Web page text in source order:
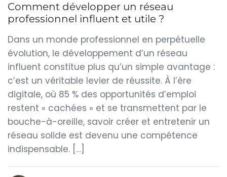
Comment développer un réseau
professionnel influent et utile ?
Dans un monde professionnel en perpétuelle
évolution, le développement d’un réseau
influent constitue plus qu’un simple avantage :
c’est un véritable levier de réussite. À l’ère
digitale, où 85 % des opportunités d’emploi
restent « cachées » et se transmettent par le
bouche-à-oreille, savoir créer et entretenir un
réseau solide est devenu une compétence
indispensable. […]